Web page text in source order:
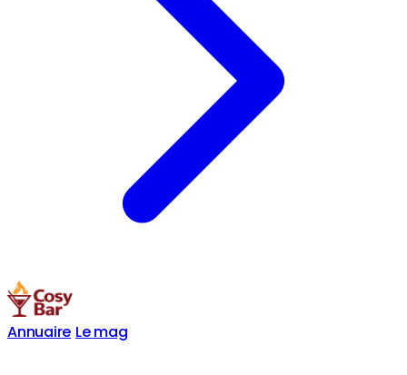
Annuaire Le mag